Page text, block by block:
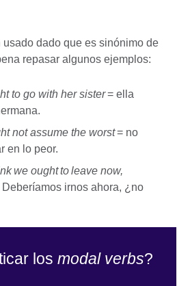
usado dado que es sinónimo de
repasar algunos ejemplos:
to go with her sister= ella
not assume the worst= no
en lo peor.
we ought to leave now,
Deberíamos irnos ahora, ¿no
los modal verbs?